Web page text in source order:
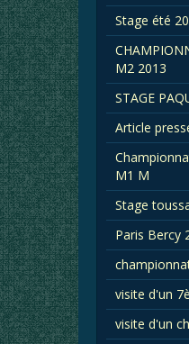
Stage été
M2 2013
STAGE
Article
M1 M
Stage
Paris Bercy
visite d'un
visite d'un